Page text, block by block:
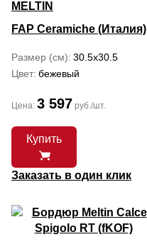
MELTIN
FAP Ceramiche (Италия)
Размер (см) 30.5x30.5
Цвет бежевый
Цена: 3 597 руб./шт.
Купить
Заказать в один клик